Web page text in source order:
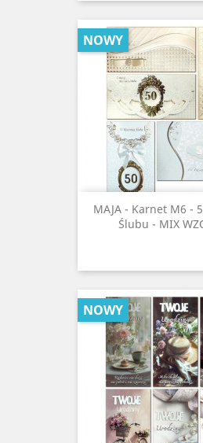
MAJA - Karnet M6 -
Ślubu - MIX
NOWY
NOWY